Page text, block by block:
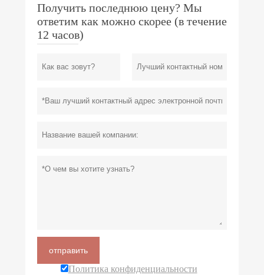
Получить последнюю цену? Мы
ответим как можно скорее (в течение
12 часов)
отправить
Политика конфиденциальности